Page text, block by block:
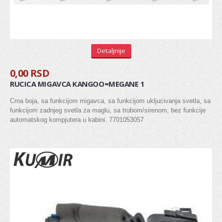
Senzor detonacije
REMENICA
Remenica bregaste
Remenica alternatora
Remenica PK kaisa
Remenica radilice
LANCI I LANČANICI
SEMERING
Detaljnije
0,00 RSD
RUCICA MIGAVCA KANGOO=MEGANE 1
Crna boja, sa funkcijom migavca, sa funkcijom ukljucivanja svetla, sa
funkcijom zadnjeg svetla za maglu, sa trubom/sirenom, bez funkcije
automatskog kompjutera u kabini. 7701053057